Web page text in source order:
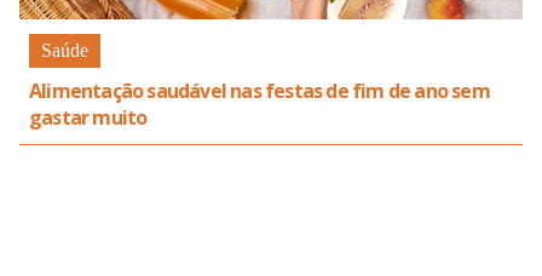
Saúde
Alimentação saudável nas festas de fim de ano sem
gastar muito